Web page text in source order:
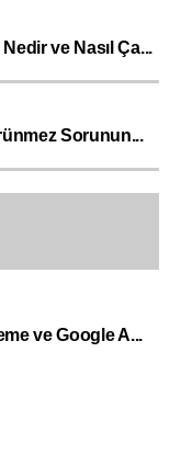
ve Nasıl Ça...
Sorunun...
ve Google A...